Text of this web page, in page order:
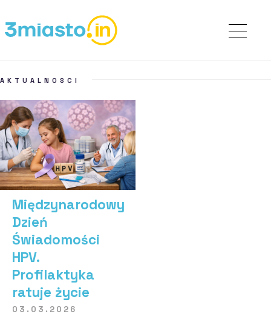
AKTUALNOSCI
Międzynarodowy
Dzień
Świadomości
HPV.
Profilaktyka
ratuje życie
03.03.2026